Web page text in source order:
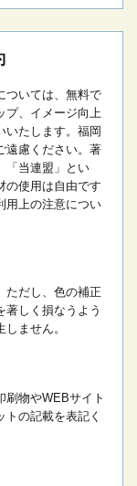
ついては、無料で
プ、イメージ向上
たします。 福岡
慮ください。 著
「当連盟」とい
の使用は自由です
用上の注意につい
ただし、色の補正
著しく損なうよう
ません。
刷物やWEBサイト
の記載を表記く